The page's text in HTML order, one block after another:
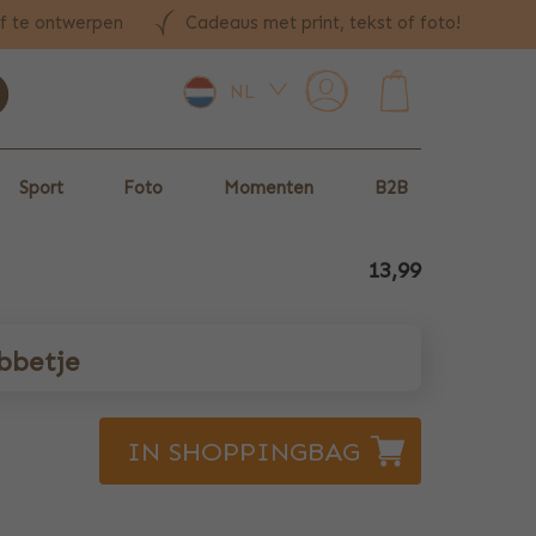
te ontwerpen Cadeaus met print, tekst of foto!
NL
Sport Foto Momenten B2B
13,99
IN SHOPPINGBAG